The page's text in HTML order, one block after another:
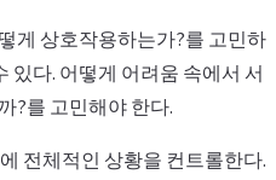
게 상호작용하는가?를 고민하
있다. 어떻게 어려움 속에서 서
?를 고민해야 한다.
전체적인 상황을 컨트롤한다.